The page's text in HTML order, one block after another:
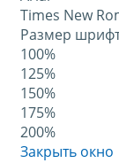
Times New
Размер
100%
125%
150%
175%
200%
Закрыть окно